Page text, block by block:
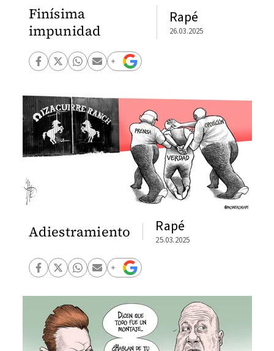
Finísima
impunidad
Rapé
26.03.2025
Adiestramiento Rapé
25.03.2025